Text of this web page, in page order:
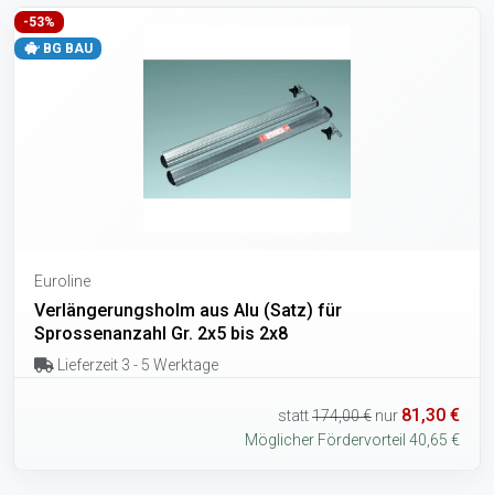
-53%
BG BAU
Euroline
Verlängerungsholm aus Alu (Satz) für
Sprossenanzahl Gr. 2x5 bis 2x8
Lieferzeit 3 - 5 Werktage
statt174,00 € nur 81,30 €
Möglicher Fördervorteil 40,65 €